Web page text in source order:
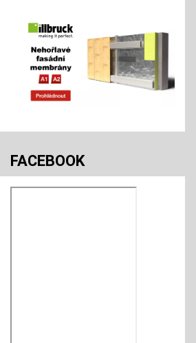
FACEBOOK